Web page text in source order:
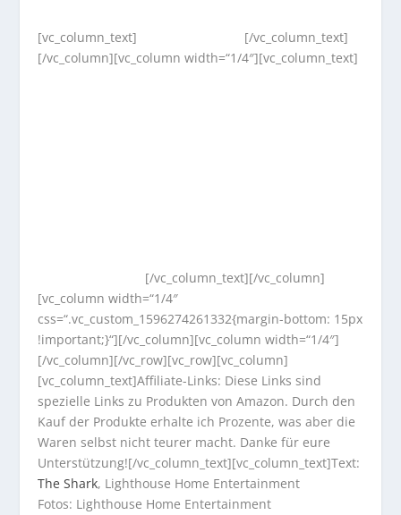
[vc_column_text]
[/vc_column_text]
[/vc_column][vc_column width=“1/4″][vc_column_text]
[/vc_column_text][/vc_column]
[vc_column width=“1/4″
css=“.vc_custom_1596274261332{margin-bottom: 15px
!important;}“][/vc_column][vc_column width=“1/4″]
[/vc_column][/vc_row][vc_row][vc_column]
[vc_column_text]Affiliate-Links: Diese Links sind
spezielle Links zu Produkten von Amazon. Durch den
Kauf der Produkte erhalte ich Prozente, was aber die
Waren selbst nicht teurer macht. Danke für eure
Unterstützung![/vc_column_text][vc_column_text]Text:
The Shark, Lighthouse Home Entertainment
Fotos: Lighthouse Home Entertainment